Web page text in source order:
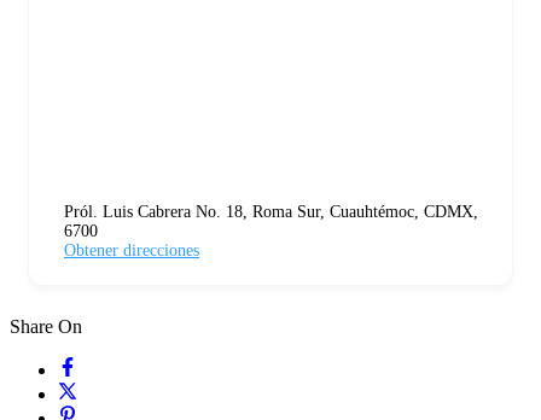
Pról. Luis Cabrera No. 18, Roma Sur, Cuauhtémoc, CDMX,
6700
Obtener direcciones
Share On